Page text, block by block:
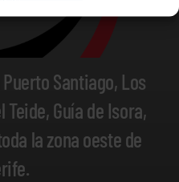
Santiago, Los
Guía de Isora,
la zona oeste de